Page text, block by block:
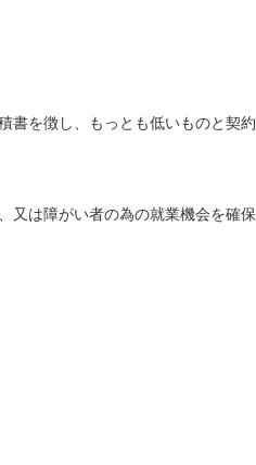
書を徴し、もっとも低いものと契約
又は障がい者の為の就業機会を確保